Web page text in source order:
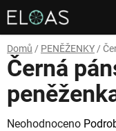
Přejít
na
obsah
Domů / PENĚŽENKY /
Černá
Průměrné
Neohodnoceno